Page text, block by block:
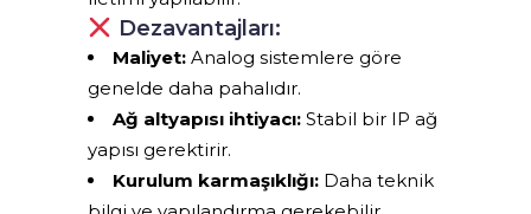
Dezavantajları:
Maliyet: Analog sistemlere göre
genelde daha pahalıdır.
Ağ altyapısı ihtiyacı: Stabil bir IP ağ
yapısı gerektirir.
Kurulum karmaşıklığı: Daha teknik